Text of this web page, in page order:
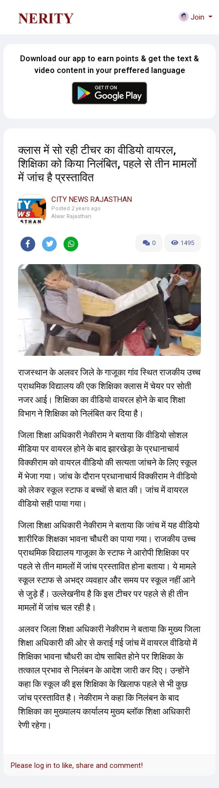
Join
Download our app to earn points & get the text &
video content in your preffered language
क्लास में सो रही टीचर का वीडियो वायरल,
शिक्षिका को किया निलंबित, पहले से तीन मामलों
में जांच है प्रस्तावित
CITY NEWS RAJASTHAN
Posted 2 years ago
Alwar Rajasthan
0 1495
राजस्थान के अलवर जिले के गाजूका गांव स्थित राजकीय उच्च
प्राथमिक विद्यालय की एक शिक्षिका क्लास में चेयर पर सोती
नजर आई। शिक्षिका का वीडियो वायरल होने के बाद शिक्षा
विभाग ने शिक्षिका को निलंबित कर दिया है।
जिला शिक्षा अधिकारी नेकीराम ने बताया कि वीडियो सोशल
मीडिया पर वायरल होने के बाद झारखेड़ा के प्रधानाचार्य
विक्कीराम को वायरल वीडियो की सत्यता जांचने के लिए स्कूल
में भेजा गया। जांच के दौरान प्रधानाचार्य विक्कीराम ने वीडियो
को लेकर स्कूल स्टाफ व बच्चों से बात की। जांच में वायरल
वीडियो सही पाया गया।
जिला शिक्षा अधिकारी नेकीराम ने बताया कि जांच में यह वीडियो
शारीरिक शिक्षका भावना चौधरी का पाया गया। राजकीय उच्च
प्राथमिक विद्यालय गाजूका के स्टाफ ने आरोपी शिक्षिका पर
पहले से तीन मामलों में जांच प्रस्तावित होना बताया। ये मामले
स्कूल स्टाफ से अभद्र व्यवहार और समय पर स्कूल नहीं आने
से जुड़े हैं। उल्लेखनीय है कि इस टीचर पर पहले से ही तीन
मामलों में जांच चल रही है।
अलवर जिला शिक्षा अधिकारी नेकीराम ने बताया कि मुख्य जिला
शिक्षा अधिकारी की ओर से कराई गई जांच में वायरल वीडियो में
शिक्षिका भावना चौधरी का दोष साबित होने पर शिक्षिका के
तत्काल प्रभाव से निलंबन के आदेश जारी कर दिए। उन्होंने
कहा कि स्कूल की इस शिक्षिका के खिलाफ पहले से भी कुछ
जांच प्रस्तावित है। नेकीराम ने कहा कि निलंबन के बाद
शिक्षिका का मुख्यालय कार्यालय मुख्य ब्लॉक शिक्षा अधिकारी
रेणी रहेगा।
Please log in to like, share and comment!